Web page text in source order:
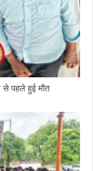
पहले हुई मौत